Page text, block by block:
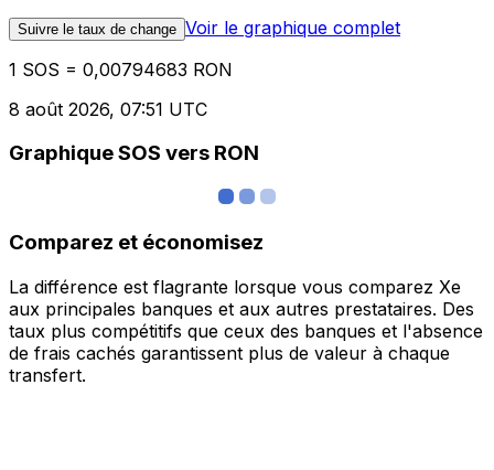
Suivre le taux de change Voir le graphique complet
1 SOS = 0,00794683 RON
8 août 2026, 07:51 UTC
Graphique SOS vers RON
Comparez et économisez
La différence est flagrante lorsque vous comparez Xe
aux principales banques et aux autres prestataires. Des
taux plus compétitifs que ceux des banques et l'absence
de frais cachés garantissent plus de valeur à chaque
transfert.